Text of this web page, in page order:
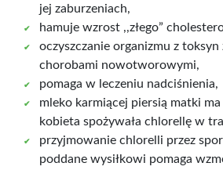
jej zaburzeniach,
hamuje wzrost ,,złego”
oczyszczanie organizmu z toksyn
chorobami nowotworowymi,
pomaga w leczeniu nadciśnienia,
mleko karmiącej piersią matki
kobieta spożywała chlorellę w
przyjmowanie chlorelli przez
poddane wysiłkowi pomaga